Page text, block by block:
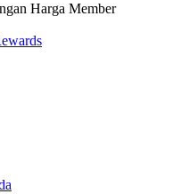
Harga Member